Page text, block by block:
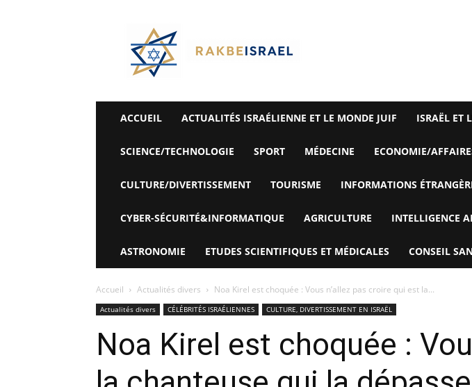
Rak
Be
Israel-
Alyaexpress-
News
ACCUEIL ACTUALITÉS ISRAÉLIENNE ET LE MONDE JUIF ISRAËL ET
SCIENCE/TECHNOLOGIE SPORT MÉDECINE ECONOMIE/
CULTURE/DIVERTISSEMENT TOURISME INFORMATIONS
CYBER-SÉCURITÉ&INFORMATIQUE AGRICULTURE INTELLIGENCE
ASTRONOMIE ETUDES SCIENTIFIQUES ET MÉDICALES CONSEIL
Accueil Actualités divers Noa Kirel est choquée : Vous n’allez pas croire qui est la...
Actualités divers CÉLÉBRITÉS ISRAÉLIENNES CULTURE, DIVERTISSEMENT EN ISRAËL
Noa Kirel est choquée :